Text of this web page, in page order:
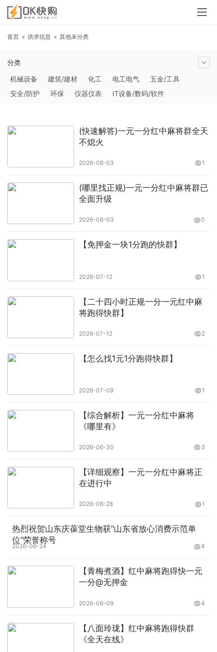
首页 » 供求信息 » 其他未分类
分类
机械设备
建筑/建材 化工 电工电气
五金/工具
安全/防护
环保 仪器仪表
IT设备/数码/软件
汽摩及配件
日用百货 能源 加工 照明
通信产品
工艺品/礼品
纺织/皮革 办公/文教 其他未分类
(快速解答)一元一分红中麻将群全天
不熄火
2026-08-03 1
(哪里找正规)一元一分红中麻将群已
全面升级
2026-08-03 0
【免押金一块1分跑的快群】
2026-07-12 1
【二十四小时正规一分一元红中麻
将跑得快群】
2026-07-12 2
【怎么找1元1分跑得快群】
2026-07-09 1
【综合解析】一元一分红中麻将
《哪里有》
2026-06-30 3
【详细观察】一元一分红中麻将正
在进行中
2026-06-28 1
热烈祝贺山东庆葆堂生物获“山东省放心消费示范单
位”荣誉称号
2026-06-24 4
【青梅煮酒】红中麻将跑得快一元
一分@无押金
2026-06-09 4
【八面玲珑】红中麻将跑得快群
《全天在线》